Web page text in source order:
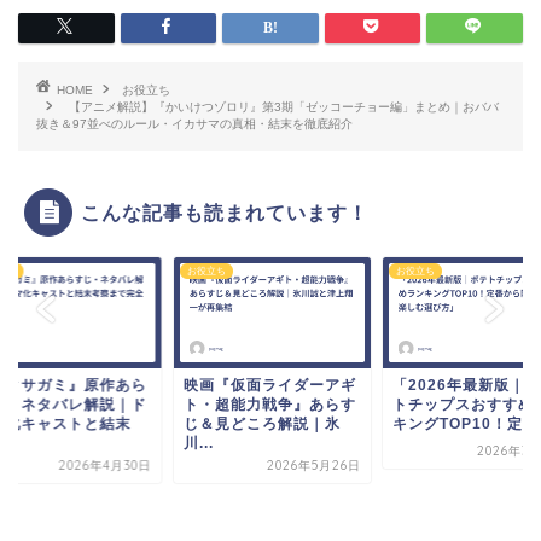
HOME
お役立ち
【アニメ解説】『かいけつゾロリ』第3期「ゼッコーチョー編」まとめ｜おババ
抜き＆97並べのルール・イカサマの真相・結末を徹底紹介
こんな記事も読まれています！
クサガミ』原作あら
・ネタバレ解説｜ド
化キャストと結末
2026年4月30日
お役立ち
映画『仮面ライダーアギ
ト・超能力戦争』あらす
じ＆見どころ解説｜氷
川...
2026年5月26日
お役立ち
「2026年最新版｜
トチップスおすすめ
キングTOP10！定...
2026年3